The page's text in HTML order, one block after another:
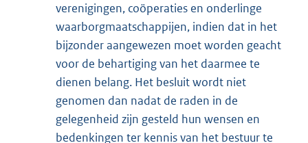
verenigingen, coöperaties en onderlinge
waarborgmaatschappijen, indien dat in het
bijzonder aangewezen moet worden geacht
voor de behartiging van het daarmee te
dienen belang. Het besluit wordt niet
genomen dan nadat de raden in de
gelegenheid zijn gesteld hun wensen en
bedenkingen ter kennis van het bestuur te